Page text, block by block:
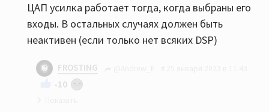
ЦАП усилка работает тогда, когда выбраны его
входы. В остальных случаях должен быть
неактивен (если только нет всяких DSP)
FROSTING
-10